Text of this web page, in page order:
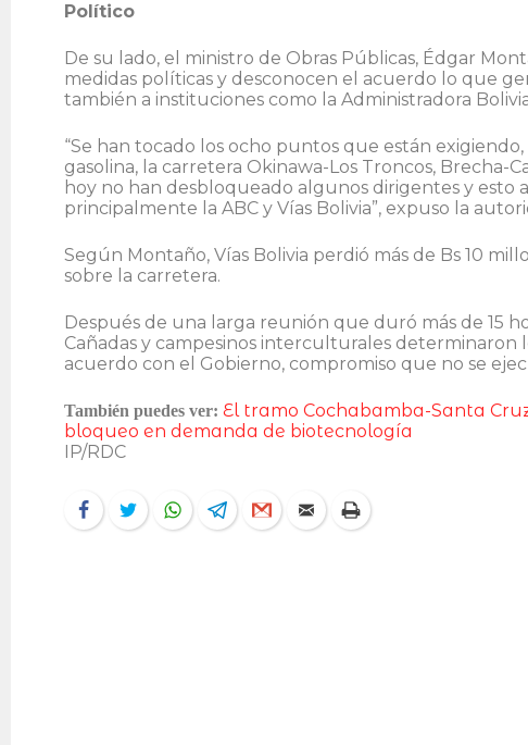
Político
De su lado, el ministro de Obras Públicas, Édgar
medidas políticas y desconocen el acuerdo lo que
también a instituciones como la Administradora
“Se han tocado los ocho puntos que están
gasolina, la carretera Okinawa-Los Troncos, Brecha-
hoy no han desbloqueado algunos dirigentes y esto
principalmente la ABC y Vías Bolivia”, expuso la
Según Montaño, Vías Bolivia perdió más de Bs 10
sobre la carretera.
Después de una larga reunión que duró más de 15
Cañadas y campesinos interculturales determinaron
acuerdo con el Gobierno, compromiso que no se
También puedes ver: El tramo Cochabamba-Santa
bloqueo en demanda de biotecnología
IP/RDC